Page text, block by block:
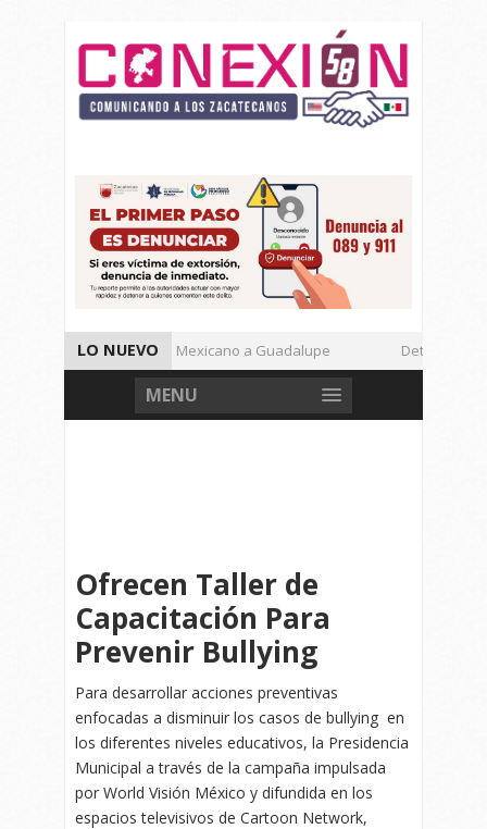
LO NUEVO
Enamora el Regional Mexicano a Guadalupe
Detienen a
Autoridades de Seguridad Dan Avances de Operación Rastrillo.
MENU
Ofrecen Taller de
Capacitación Para
Prevenir Bullying
Para desarrollar acciones preventivas
enfocadas a disminuir los casos de bullying en
los diferentes niveles educativos, la Presidencia
Municipal a través de la campaña impulsada
por World Visión México y difundida en los
espacios televisivos de Cartoon Network,